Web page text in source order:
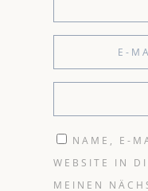
NAME, E-
WEBSITE IN
MEINEN